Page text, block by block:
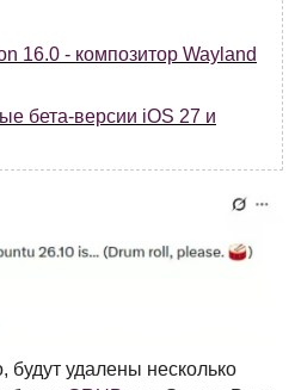
16.0 - композитор Wayland
бета-версии iOS 27 и
будут удалены несколько